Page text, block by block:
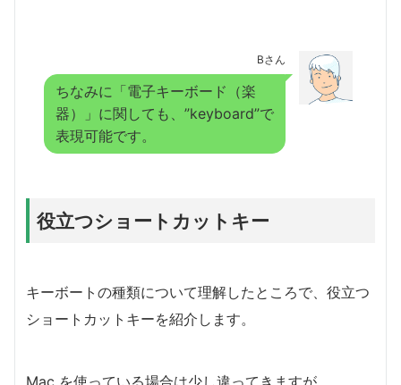
Bさん
ちなみに「電子キーボード（楽
器）」に関しても、”keyboard”で
表現可能です。
役立つショートカットキー
キーボートの種類について理解したところで、役立つ
ショートカットキーを紹介します。